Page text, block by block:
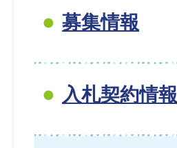
募集情報
入札契約情報